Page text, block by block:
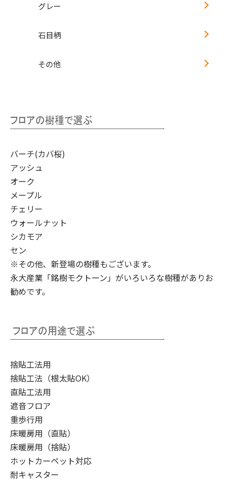
グレー
石目柄
その他
バーチ(カバ桜)
アッシュ
オーク
メープル
チェリー
ウォールナット
シカモア
セン
※その他、新登場の樹種もございます。
永大産業「銘樹モクトーン」 がいろいろな樹種がありお
勧めです。
捨貼工法用
捨貼工法（根太貼OK）
直貼工法用
遮音フロア
重歩行用
床暖房用（直貼）
床暖房用（捨貼）
ホットカーペット対応
耐キャスター